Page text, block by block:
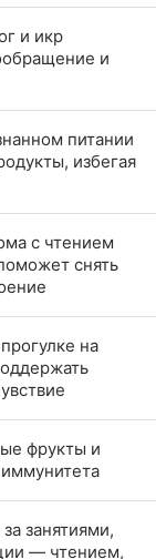
и икр
и
питании
избегая
с чтением
снять
на
фрукты и
занятиями,
— чтением,